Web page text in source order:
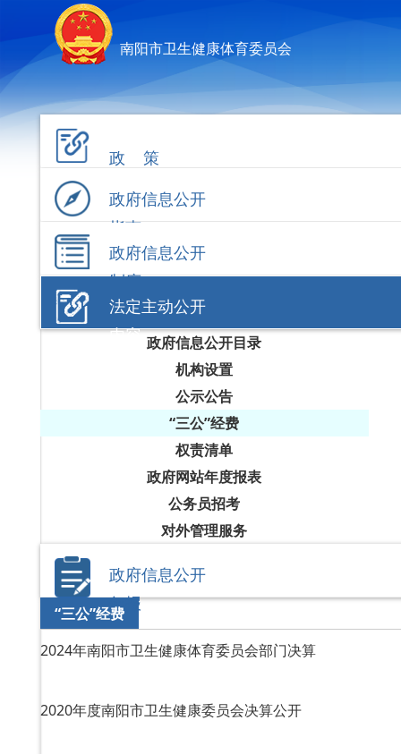
南阳市卫生健康体育委员会
政 策
政府信息公开
指南
政府信息公开
制度
法定主动公开
内容 政府信息公开目录
机构设置
公示公告
“三公”经费
权责清单
政府网站年度报表
公务员招考
对外管理服务
政府信息公开
年报
“三公”经费
2024年南阳市卫生健康体育委员会部门决算
2020年度南阳市卫生健康委员会决算公开